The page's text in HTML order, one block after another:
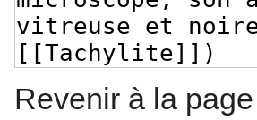
Revenir à la